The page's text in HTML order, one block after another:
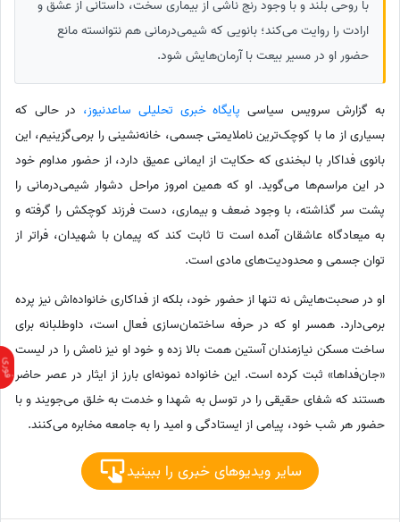
با روحی بلند و با وجود رنج ناشی از بیماری سخت، داستانی از عشق و
ارادت را روایت می‌کند؛ بانویی که شیمی‌درمانی هم نتوانسته مانع
حضور او در مسیر بیعت با آرمان‌هایش شود.
به گزارش سرویس سیاسی پایگاه خبری تحلیلی ساعدنیوز، در حالی که
بسیاری از ما با کوچک‌ترین ناملایمتی جسمی، خانه‌نشینی را برمی‌گزینیم، این
بانوی فداکار با لبخندی که حکایت از ایمانی عمیق دارد، از حضور مداوم خود
در این مراسم‌ها می‌گوید. او که همین امروز مراحل دشوار شیمی‌درمانی را
پشت سر گذاشته، با وجود ضعف و بیماری، دست فرزند کوچکش را گرفته و
به میعادگاه عاشقان آمده است تا ثابت کند که پیمان با شهیدان، فراتر از
توان جسمی و محدودیت‌های مادی است.
او در صحبت‌هایش نه تنها از حضور خود، بلکه از فداکاری خانواده‌اش نیز پرده
برمی‌دارد. همسر او که در حرفه ساختمان‌سازی فعال است، داوطلبانه برای
ساخت مسکن نیازمندان آستین همت بالا زده و خود او نیز نامش را در لیست
«جان‌فداها» ثبت کرده است. این خانواده نمونه‌ای بارز از ایثار در عصر حاضر
هستند که شفای حقیقی را در توسل به شهدا و خدمت به خلق می‌جویند و با
حضور هر شب خود، پیامی از ایستادگی و امید را به جامعه مخابره می‌کنند.
سایر ویدیوهای خبری را ببینید